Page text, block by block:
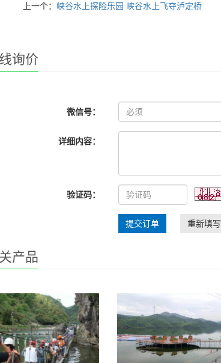
上一个： 峡谷水上探险乐园 峡谷水上飞夺泸定桥
询价
微信号：
详细内容：
验证码：
提交订单 重新填写
产品